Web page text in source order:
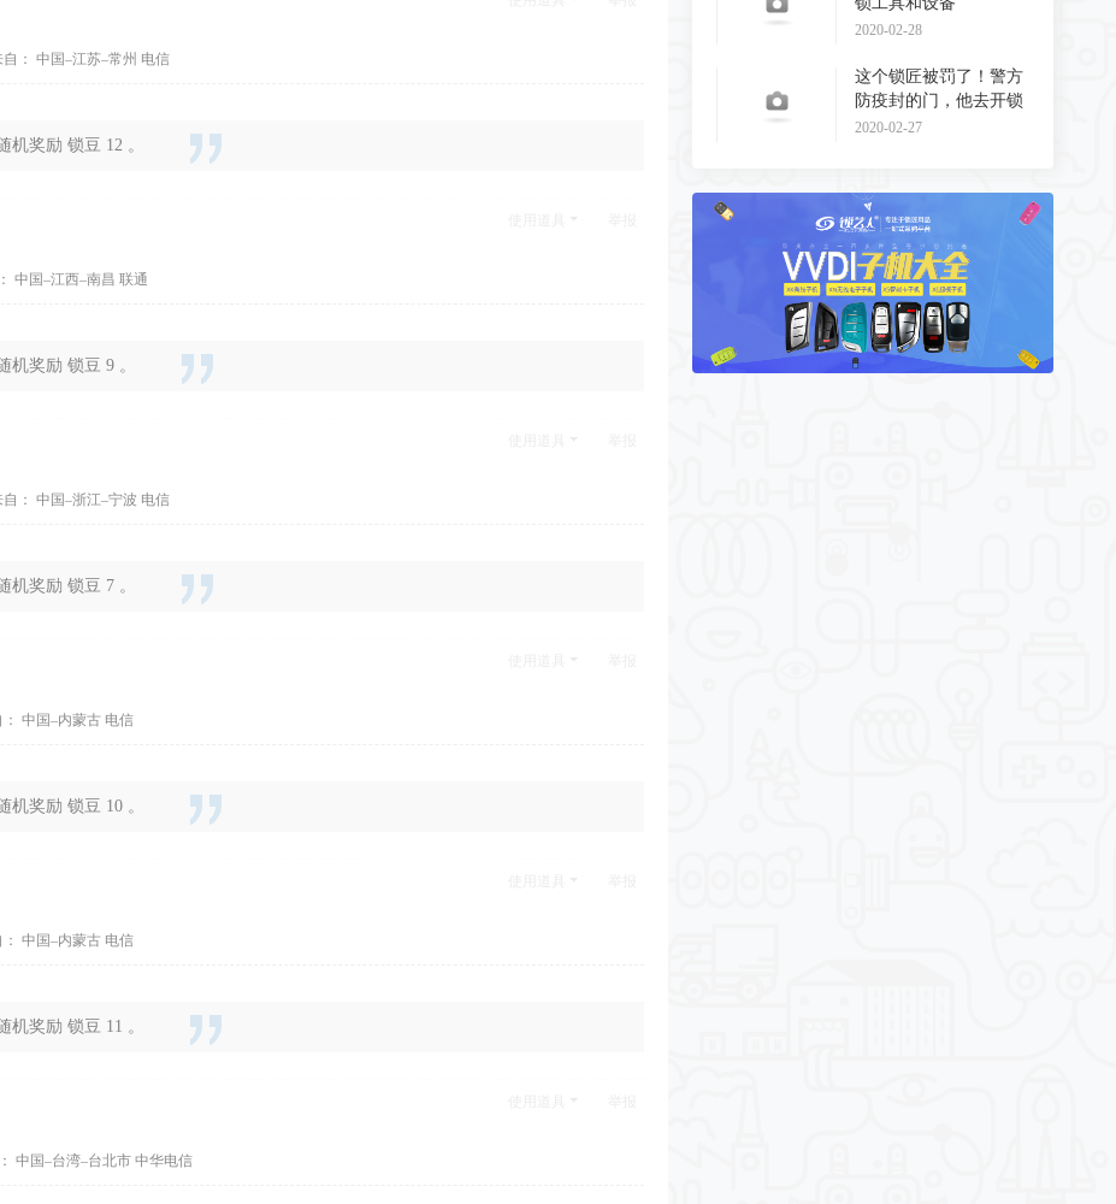
2020-02-28
这个锁匠被罚了！警方
防疫封的门，他去开锁
了！
2020-02-27
自： 中国–江苏–常州 电信
机奖励 锁豆 12 。
中国–江西–南昌 联通
机奖励 锁豆 9 。
自： 中国–浙江–宁波 电信
机奖励 锁豆 7 。
： 中国–内蒙古 电信
机奖励 锁豆 10 。
： 中国–内蒙古 电信
机奖励 锁豆 11 。
中国–台湾–台北市 中华电信